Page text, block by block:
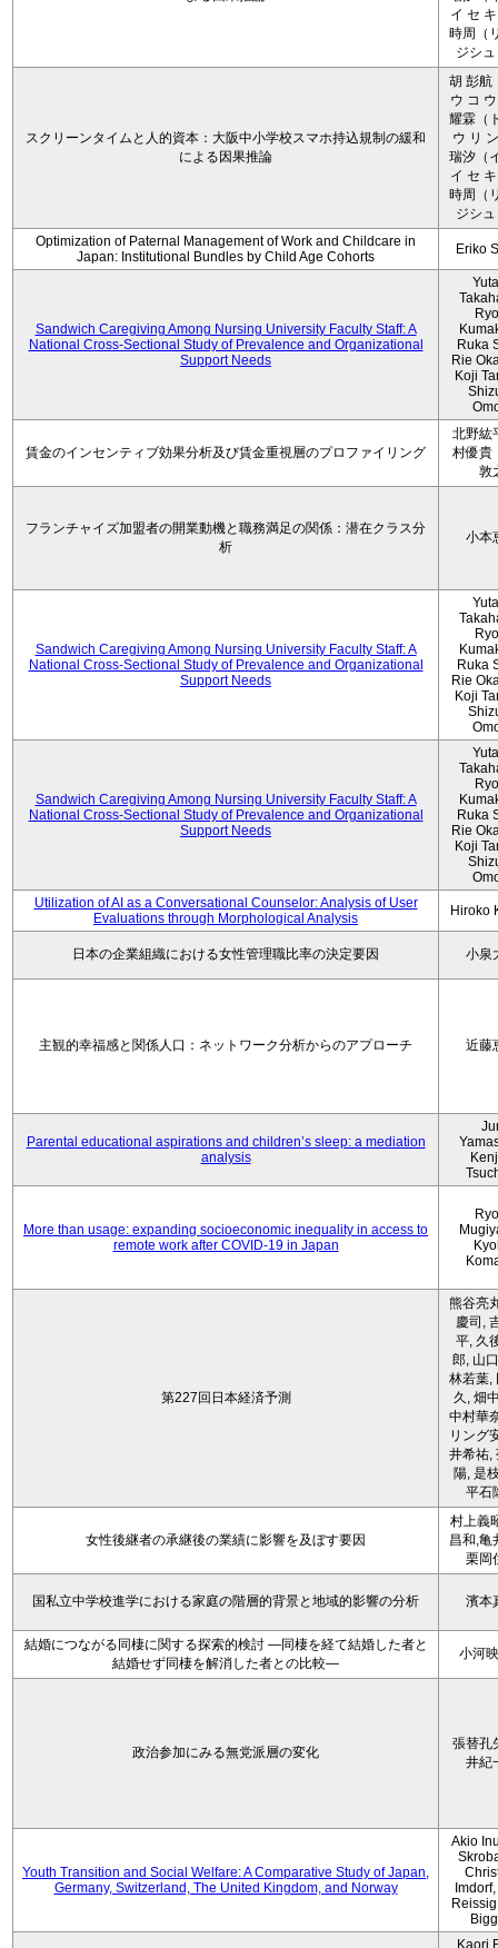
イ セ
時周（
ジシ
スクリーンタイムと人的資本：大阪中小学校スマホ持込規制の緩和
による因果推論
胡 彭航
ウ コ
耀霖（
ウ リ
瑞汐（
イ セ
時周（
ジシ
Optimization of Paternal Management of Work and Childcare in
Japan: Institutional Bundles by Child Age Cohorts
Eriko
Sandwich Caregiving Among Nursing University Faculty Staff: A
National Cross-Sectional Study of Prevalence and Organizational
Support Needs
Ruka
Rie
Koji
賃金のインセンティブ効果分析及び賃金重視層のプロファイリング
北野紘
村優貴
敦
フランチャイズ加盟者の開業動機と職務満足の関係：潜在クラス分
析
小本
Sandwich Caregiving Among Nursing University Faculty Staff: A
National Cross-Sectional Study of Prevalence and Organizational
Support Needs
Ruka
Rie
Koji
Sandwich Caregiving Among Nursing University Faculty Staff: A
National Cross-Sectional Study of Prevalence and Organizational
Support Needs
Ruka
Rie
Koji
Utilization of AI as a Conversational Counselor: Analysis of User
Evaluations through Morphological Analysis
Hiroko
日本の企業組織における女性管理職比率の決定要因 小泉
主観的幸福感と関係人口：ネットワーク分析からのアプローチ 近藤
Parental educational aspirations and children’s sleep: a mediation
analysis
More than usage: expanding socioeconomic inequality in access to
remote work after COVID-19 in Japan
第227回日本経済予測
熊谷亮
慶司,
平, 久
郎, 山
林若葉,
久, 畑
中村華
リング
井希祐,
陽, 是
平石
女性後継者の承継後の業績に影響を及ぼす要因
村上義
昌和,亀
栗岡
国私立中学校進学における家庭の階層的背景と地域的影響の分析 濱本
結婚につながる同棲に関する探索的検討 ―同棲を経て結婚した者と
結婚せず同棲を解消した者との比較―
小河
政治参加にみる無党派層の変化
張替孔
井紀
Youth Transition and Social Welfare: A Comparative Study of Japan,
Germany, Switzerland, The United Kingdom, and Norway
Akio
Kaori